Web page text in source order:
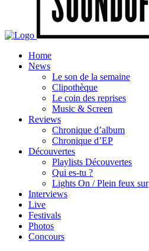
Home
News
Le son de la semaine
Clipothèque
Le coin des reprises
Music & Screen
Reviews
Chronique d’album
Chronique d’EP
Découvertes
Playlists Découvertes
Qui es-tu ?
Lights On / Plein feux sur
Interviews
Live
Festivals
Photos
Concours